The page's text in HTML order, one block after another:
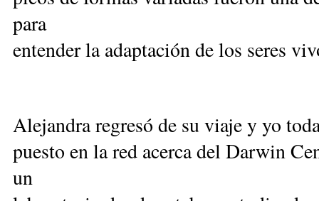
para
entender la adaptación de los seres
Alejandra regresó de su viaje y yo
puesto en la red acerca del Darwin
un